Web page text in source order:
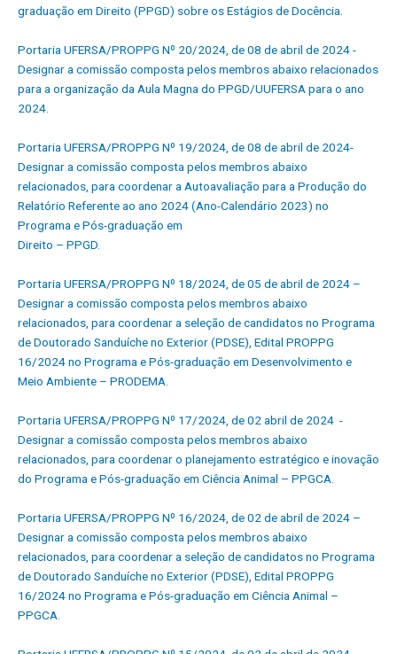
graduação em Direito (PPGD) sobre os Estágios de Docência.
Portaria UFERSA/PROPPG Nº 20/2024, de 08 de abril de 2024 -
Designar a comissão composta pelos membros abaixo relacionados
para a organização da Aula Magna do PPGD/UUFERSA para o ano
2024.
Portaria UFERSA/PROPPG Nº 19/2024, de 08 de abril de 2024-
Designar a comissão composta pelos membros abaixo
relacionados, para coordenar a Autoavaliação para a Produção do
Relatório Referente ao ano 2024 (Ano-Calendário 2023) no
Programa e Pós-graduação em
Direito – PPGD.
Portaria UFERSA/PROPPG Nº 18/2024, de 05 de abril de 2024 –
Designar a comissão composta pelos membros abaixo
relacionados, para coordenar a seleção de candidatos no Programa
de Doutorado Sanduíche no Exterior (PDSE), Edital PROPPG
16/2024 no Programa e Pós-graduação em Desenvolvimento e
Meio Ambiente – PRODEMA.
Portaria UFERSA/PROPPG Nº 17/2024, de 02 abril de 2024 -
Designar a comissão composta pelos membros abaixo
relacionados, para coordenar o planejamento estratégico e inovação
do Programa e Pós-graduação em Ciência Animal – PPGCA.
Portaria UFERSA/PROPPG Nº 16/2024, de 02 de abril de 2024 –
Designar a comissão composta pelos membros abaixo
relacionados, para coordenar a seleção de candidatos no Programa
de Doutorado Sanduíche no Exterior (PDSE), Edital PROPPG
16/2024 no Programa e Pós-graduação em Ciência Animal –
PPGCA.